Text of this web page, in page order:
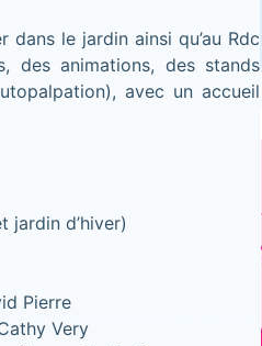
le jardin ainsi qu’au Rdc
des animations, des stands
avec un accueil
jardin d’hiver)
Pierre
Very